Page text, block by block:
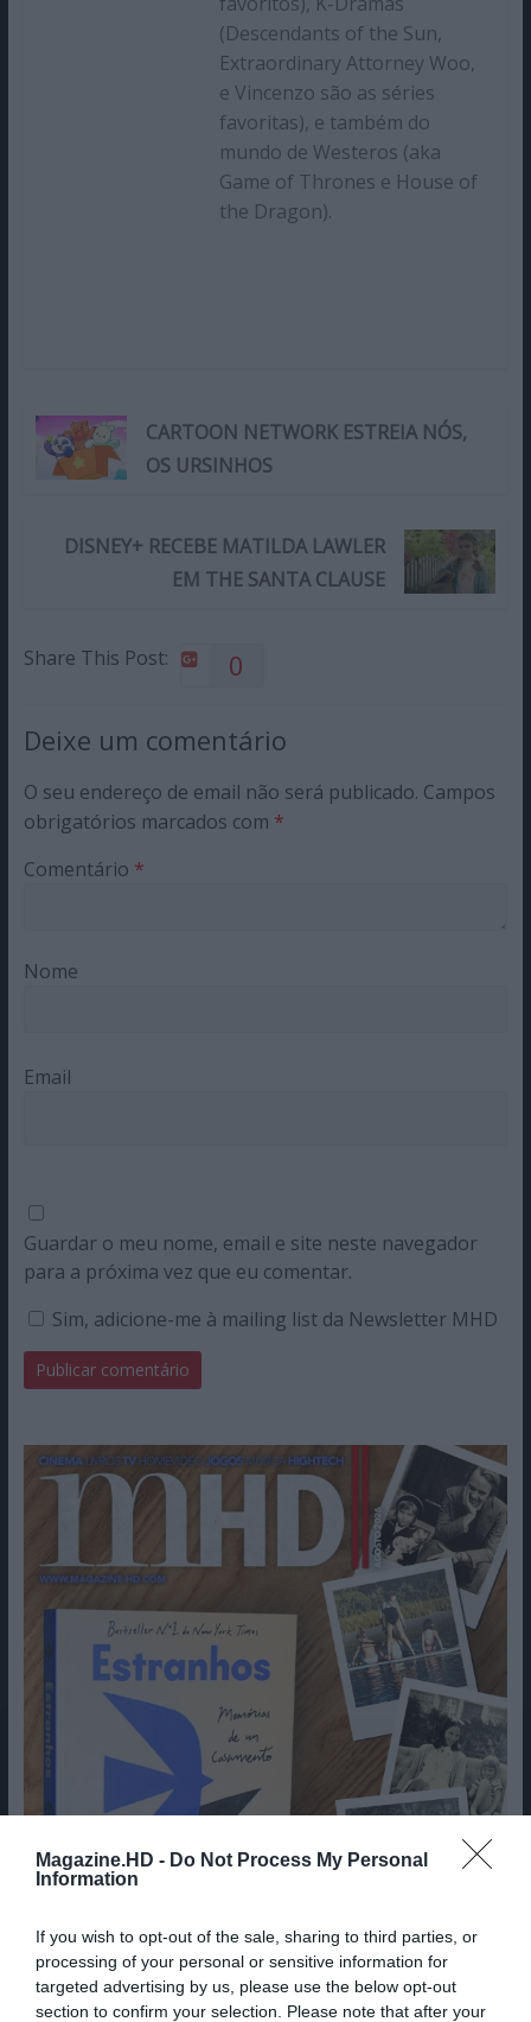
Magazine.HD - Do Not Process My Personal
Information
If you wish to opt-out of the sale, sharing to third parties, or
processing of your personal or sensitive information for
targeted advertising by us, please use the below opt-out
section to confirm your selection. Please note that after your
(Descendants of the Sun,
Extraordinary Attorney Woo,
e Vincenzo são as séries
favoritas), e também do
mundo de Westeros (aka
Game of Thrones e House of
the Dragon).
CARTOON NETWORK ESTREIA NÓS,
OS URSINHOS
DISNEY+ RECEBE MATILDA LAWLER
EM THE SANTA CLAUSE
Share This Post: 0
Deixe um comentário
O seu endereço de email não será publicado. Campos
obrigatórios marcados com *
Comentário *
Nome
Email
Guardar o meu nome, email e site neste navegador
para a próxima vez que eu comentar.
Sim, adicione-me à mailing list da Newsletter MHD